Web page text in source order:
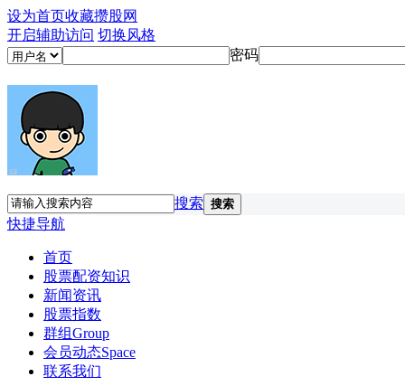
设为首页收藏攒股网
开启辅助访问 切换风格
密码
搜索 搜索
快捷导航
首页
股票配资知识
新闻资讯
股票指数
群组Group
会员动态Space
联系我们